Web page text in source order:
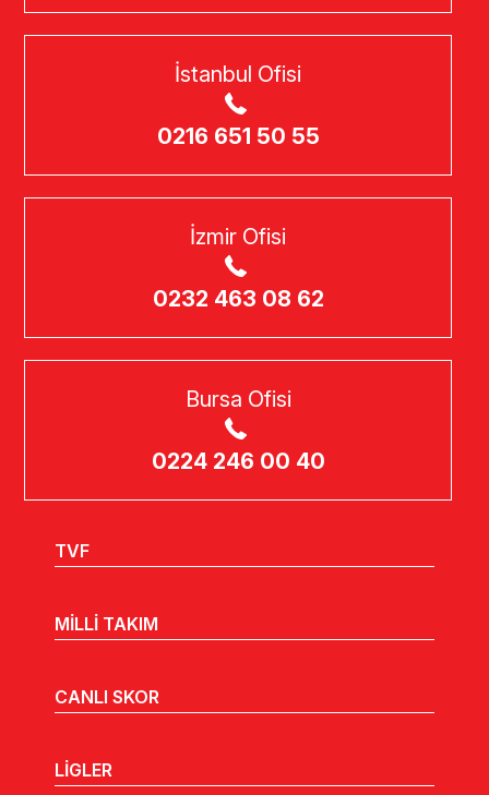
İstanbul Ofisi
0216 651 50 55
İzmir Ofisi
0232 463 08 62
Bursa Ofisi
0224 246 00 40
TVF
MİLLİ TAKIM
CANLI SKOR
LİGLER